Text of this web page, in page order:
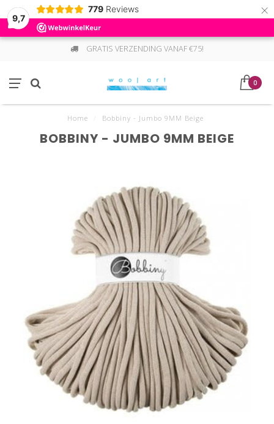
9,7
779 Reviews ×
GRATIS VERZENDING VANAF €75!
0
Home Bobbiny - Jumbo 9MM Beige
BOBBINY - JUMBO 9MM BEIGE